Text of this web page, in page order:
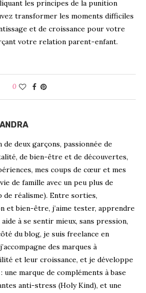
les principes de la punition
transformer les moments difficiles
et de croissance pour votre
votre relation parent-enfant.
0
de deux garçons, passionnée de
de bien-être et de découvertes,
mes coups de cœur et mes
de famille avec un peu plus de
de réalisme). Entre sorties,
et bien-être, j’aime tester, apprendre
à se sentir mieux, sans pression,
du blog, je suis freelance en
des marques à
et leur croissance, et je développe
marque de compléments à base
anti-stress (Holy Kind), et une